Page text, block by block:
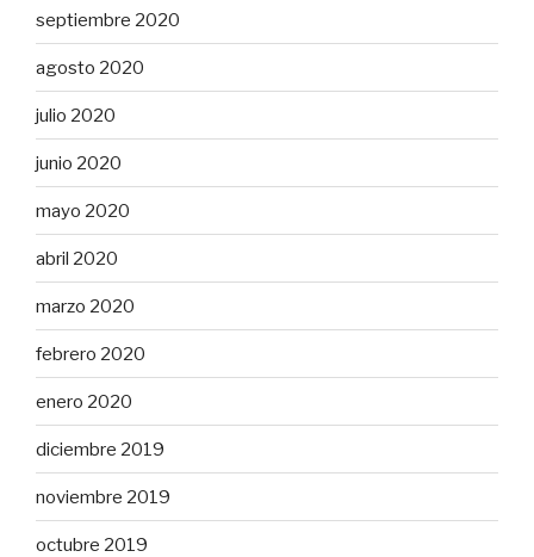
septiembre 2020
agosto 2020
julio 2020
junio 2020
mayo 2020
abril 2020
marzo 2020
febrero 2020
enero 2020
diciembre 2019
noviembre 2019
octubre 2019